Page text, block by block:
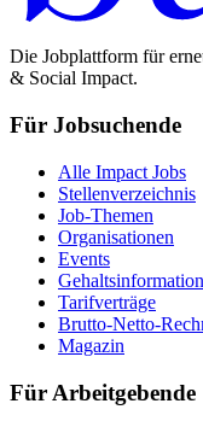
Die Jobplattform für
& Social Impact.
Für Jobsuchende
Alle Impact Jobs
Stellenverzeichnis
Job-Themen
Organisationen
Events
Tarifverträge
Brutto-Netto-
Magazin
Für Arbeitgebende